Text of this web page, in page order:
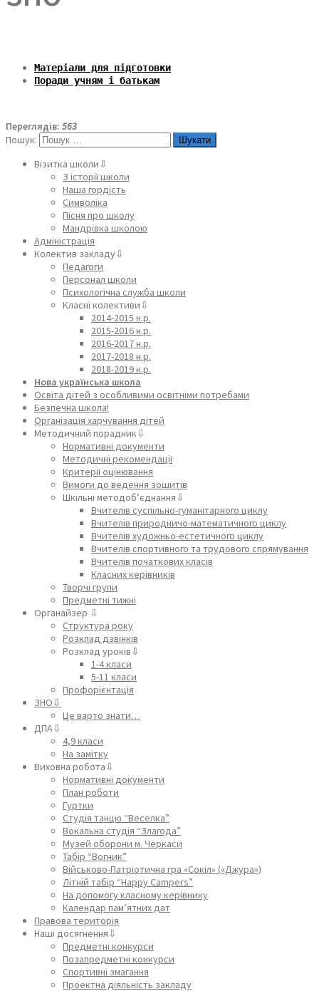
Матеріали для підготовки
Поради учням і батькам
Переглядів: 563
Пошук:
Візитка школи⇩
З історії школи
Наша гордість
Символіка
Пісня про школу
Мандрівка школою
Адміністрація
Колектив закладу⇩
Педагоги
Персонал школи
Психологічна служба школи
Класні колективи⇩
2014-2015 н.р.
2015-2016 н.р.
2016-2017 н.р.
2017-2018 н.р.
2018-2019 н.р.
Нова українська школа
Освіта дітей з особливими освітніми потребами
Безпечна школа!
Організація харчування дітей
Методичний порадник⇩
Нормативні документи
Методичні рекомендації
Критерії оцінювання
Вимоги до ведення зошитів
Шкільні методоб’єднання⇩
Вчителів суспільно-гуманітарного циклу
Вчителів природничо-математичного циклу
Вчителів художньо-естетичного циклу
Вчителів спортивного та трудового спрямування
Вчителів початкових класів
Класних керівників
Творчі групи
Предметні тижні
Органайзер ⇩
Структура року
Розклад дзвінків
Розклад уроків⇩
1-4 класи
5-11 класи
Профорієнтація
ЗНО⇩
Це варто знати…
ДПА⇩
4,9 класи
На замітку
Виховна робота⇩
Нормативні документи
План роботи
Гуртки
Студія танцю “Веселка”
Вокальна студія “Злагода”
Музей оборони м. Черкаси
Табір “Вогник”
Військово-Патріотична гра «Сокіл» («Джура»)
Літній табір “Happy Campers”
На допомогу класному керівнику
Календар пам’ятних дат
Правова територія
Наші досягнення⇩
Предметні конкурси
Позапредметні конкурси
Спортивні змагання
Проектна діяльність закладу